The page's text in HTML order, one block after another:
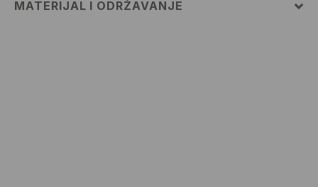
MATERIJAL I ODRŽAVANJE